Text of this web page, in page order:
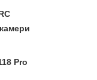
Pro